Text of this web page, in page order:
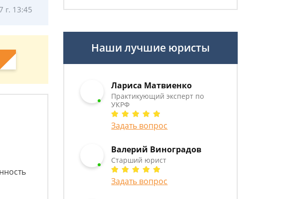
г. 13:45
Наши лучшие юристы
Лариса Матвиенко
Практикующий эксперт по
УКРФ
Задать вопрос
Валерий Виноградов
Старший юрист
Задать вопрос